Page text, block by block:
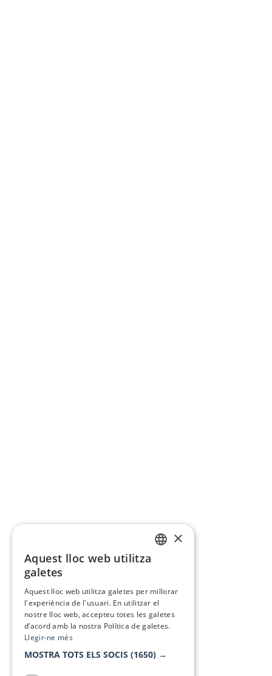
×
Aquest lloc web utilitza
galetes
Aquest lloc web utilitza galetes per millorar
l'experiència de l'usuari. En utilitzar el
nostre lloc web, accepteu totes les galetes
d’acord amb la nostra Política de galetes.
Llegir-ne més
MOSTRA TOTS ELS SOCIS (1650) →